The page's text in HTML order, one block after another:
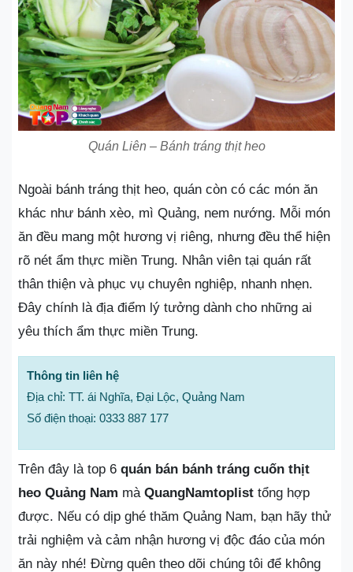
Quán Liên – Bánh tráng thịt heo
Ngoài bánh tráng thịt heo, quán còn có các món ăn
khác như bánh xèo, mì Quảng, nem nướng. Mỗi món
ăn đều mang một hương vị riêng, nhưng đều thể hiện
rõ nét ẩm thực miền Trung. Nhân viên tại quán rất
thân thiện và phục vụ chuyên nghiệp, nhanh nhẹn.
Đây chính là địa điểm lý tưởng dành cho những ai
yêu thích ẩm thực miền Trung.
Thông tin liên hệ
Địa chỉ: TT. ái Nghĩa, Đại Lộc, Quảng Nam
Số điện thoại: 0333 887 177
Trên đây là top 6 quán bán bánh tráng cuốn thịt
heo Quảng Nam mà QuangNamtoplist tổng hợp
được. Nếu có dịp ghé thăm Quảng Nam, bạn hãy thử
trải nghiệm và cảm nhận hương vị độc đáo của món
ăn này nhé! Đừng quên theo dõi chúng tôi để không